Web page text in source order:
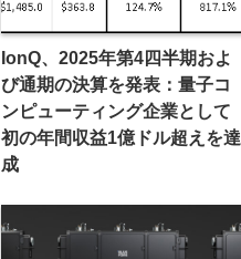
IonQ、2025年第4四半期およ
び通期の決算を発表：量子コ
ンピューティング企業として
初の年間収益1億ドル超えを達
成